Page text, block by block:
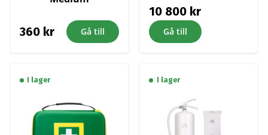
360 kr Gå till
10 800 kr
Gå till
I lager I lager